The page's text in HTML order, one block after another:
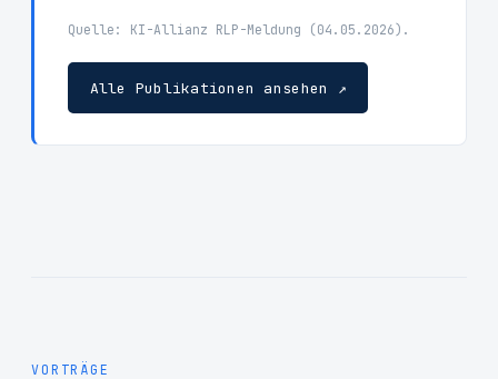
Quelle: KI-Allianz RLP-Meldung (04.05.2026).
Alle Publikationen ansehen ↗
VORTRÄGE